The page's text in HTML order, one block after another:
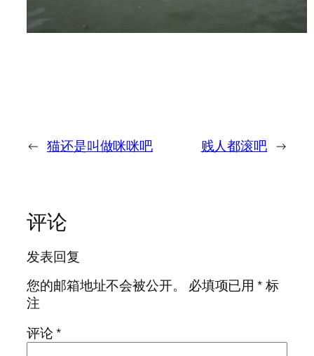
← 猫还是叫做咪咪吧 贱人都滚吧 →
评论
发表回复
您的邮箱地址不会被公开。
必填项已用*标
注
评论*